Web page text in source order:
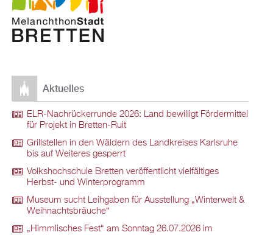
Aktuelles
ELR-Nachrückerrunde 2026: Land bewilligt Fördermittel
für Projekt in Bretten-Ruit
Grillstellen in den Wäldern des Landkreises Karlsruhe
bis auf Weiteres gesperrt
Volkshochschule Bretten veröffentlicht vielfältiges
Herbst- und Winterprogramm
Museum sucht Leihgaben für Ausstellung „Winterwelt &
Weihnachtsbräuche“
„Himmlisches Fest“ am Sonntag 26.07.2026 im